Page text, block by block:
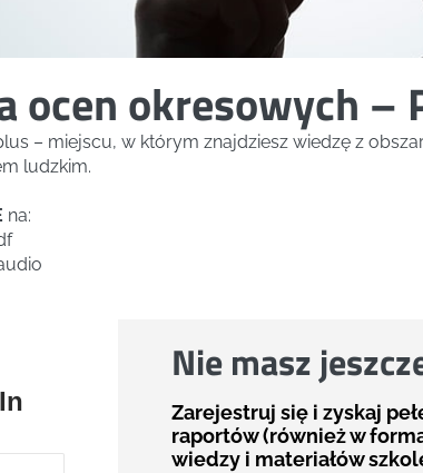
ocen okresowych –
– miejscu, w którym znajdziesz wiedzę z
ludzkim.
na:
Nie masz
Zarejestruj się i zyskaj
raportów (również w
wiedzy i materiałów